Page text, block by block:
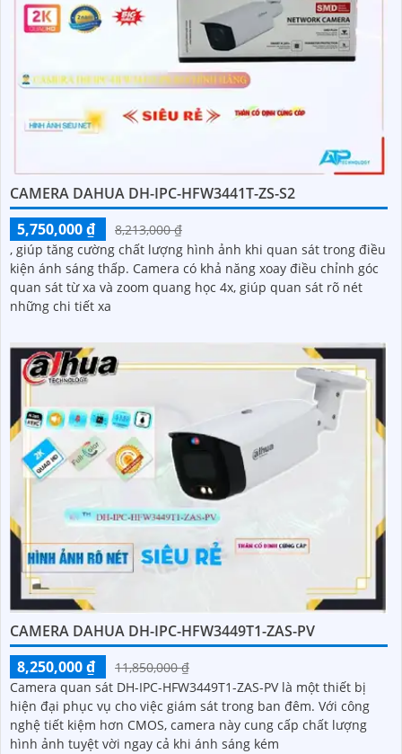
CAMERA DAHUA DH-IPC-HFW3441T-ZS-S2
5,750,000 ₫
8,213,000 ₫
, giúp tăng cường chất lượng hình ảnh khi quan sát trong điều
kiện ánh sáng thấp. Camera có khả năng xoay điều chỉnh góc
quan sát từ xa và zoom quang học 4x, giúp quan sát rõ nét
những chi tiết xa
CAMERA DAHUA DH-IPC-HFW3449T1-ZAS-PV
8,250,000 ₫
11,850,000 ₫
Camera quan sát DH-IPC-HFW3449T1-ZAS-PV là một thiết bị
hiện đại phục vụ cho việc giám sát trong ban đêm. Với công
nghệ tiết kiệm hơn CMOS, camera này cung cấp chất lượng
hình ảnh tuyệt vời ngay cả khi ánh sáng kém